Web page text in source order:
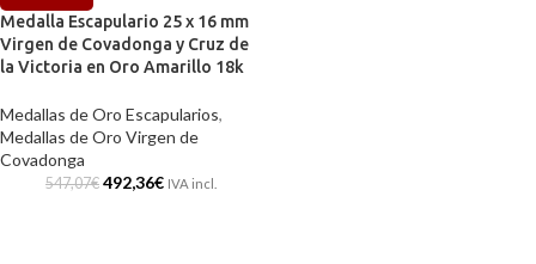
Medalla Escapulario 25 x 16 mm
Virgen de Covadonga y Cruz de
la Victoria en Oro Amarillo 18k
Medallas de Oro Escapularios,
Medallas de Oro Virgen de
Covadonga
547,07€ 492,36€ IVA incl.